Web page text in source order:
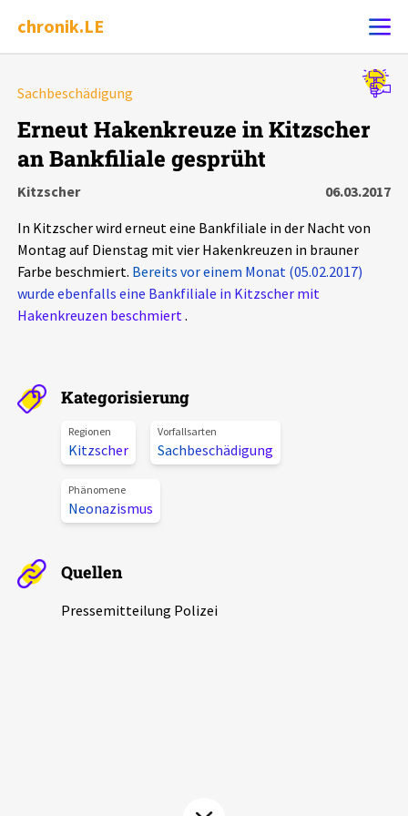
chronik.LE
Chronik
Leipziger Zustände
Schlaglichter
Aktuelles
Veranstaltungen
Podcasts
Über uns
Kontakt
Unterstützer_innen
Sachbeschädigung
Erneut Hakenkreuze in Kitzscher
an Bankfiliale gesprüht
Kitzscher
06.03.2017
In Kitzscher wird erneut eine Bankfiliale in der Nacht von
Montag auf Dienstag mit vier Hakenkreuzen in brauner
Farbe beschmiert. Bereits vor einem Monat (05.02.2017)
wurde ebenfalls eine Bankfiliale in Kitzscher mit
Hakenkreuzen beschmiert.
Kategorisierung
Regionen
Kitzscher
Vorfallsarten
Sachbeschädigung
Phänomene
Neonazismus
Quellen
Pressemitteilung Polizei
Alle Ereignisse
Ereignisse Statistik